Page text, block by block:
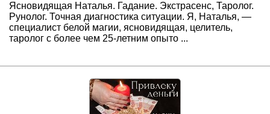
Ясновидящая Наталья. Гадание. Экстрасенс, Таролог.
Рунолог. Точная диагностика ситуации. Я, Наталья, —
специалист белой магии, ясновидящая, целитель,
таролог с более чем 25-летним опыто ...